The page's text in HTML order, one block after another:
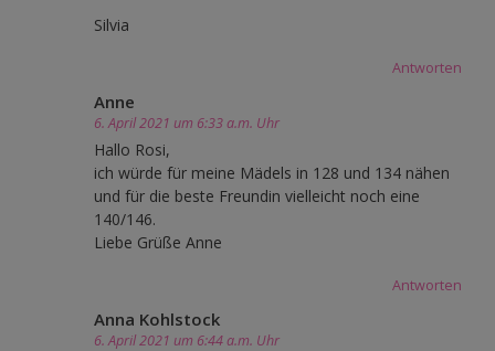
Silvia
Antworten
Anne
6. April 2021 um 6:33 a.m. Uhr
Hallo Rosi,
ich würde für meine Mädels in 128 und 134 nähen
und für die beste Freundin vielleicht noch eine
140/146.
Liebe Grüße Anne
Antworten
Anna Kohlstock
6. April 2021 um 6:44 a.m. Uhr